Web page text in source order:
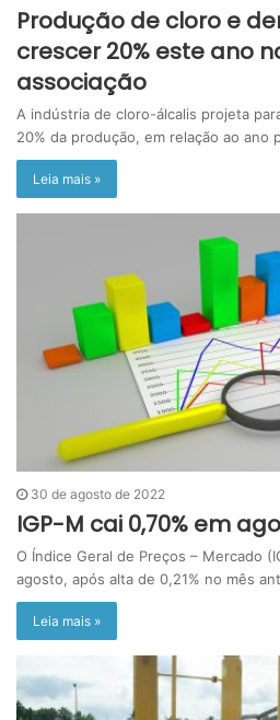
Produção de cloro e
crescer 20% este ano
associação
A indústria de cloro-álcalis projeta
20% da produção, em relação ao ano
Leia mais »
30 de agosto de 2022
IGP-M cai 0,70% em
O Índice Geral de Preços – Mercado
agosto, após alta de 0,21% no mês
Leia mais »